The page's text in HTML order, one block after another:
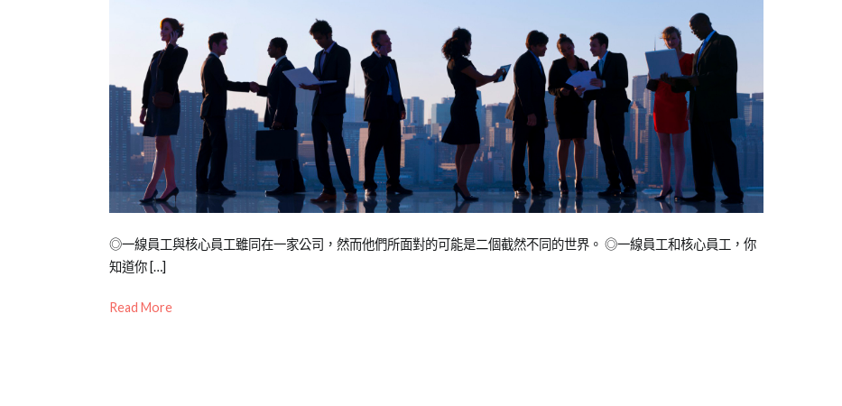
Posted
on
03-
Posted
in
欄
Tagged
企
訓
◎一線員工與核心員工雖同在一家公司，然而他們所面對的可能是二個截然不同的世界。 ◎一線員工和核心員工，你
知道你 […]
Read More